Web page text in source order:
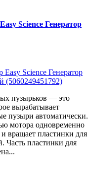
Science Генератор
пузырьков — это
вырабатывает
пузыри автоматически.
мотора одновременно
и вращает пластинки для
Часть пластинки для